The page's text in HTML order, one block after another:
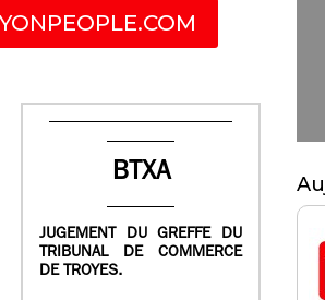
BTXA
JUGEMENT DU GREFFE DU
TRIBUNAL DE COMMERCE
DE TROYES.